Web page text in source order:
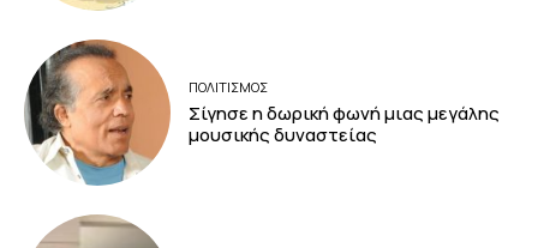
ΠΟΛΙΤΙΣΜΟΣ
Σίγησε η δωρική φωνή μιας μεγάλης
μουσικής δυναστείας